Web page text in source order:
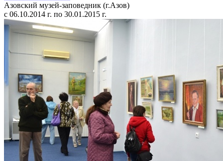
Азовский музей-заповедник (г.Азов)
с 06.10.2014 г. по 30.01.2015 г.